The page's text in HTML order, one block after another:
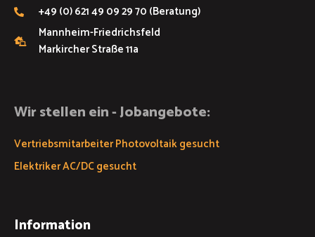
+49 (0) 621 49 09 29 70 (Beratung)
Mannheim-Friedrichsfeld
Markircher Straße 11a
Wir stellen ein - Jobangebote:
Vertriebsmitarbeiter Photovoltaik gesucht
Elektriker AC/DC gesucht
Information